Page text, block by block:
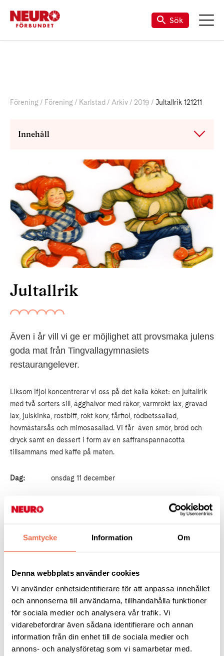
Samtycke Information Om
Denna webbplats använder cookies
Vi använder enhetsidentifierare för att anpassa innehållet
och annonserna till användarna, tillhandahålla funktioner
för sociala medier och analysera vår trafik. Vi
vidarebefordrar även sådana identifierare och annan
information från din enhet till de sociala medier och
annons- och analysföretag som vi samarbetar med.
Till vår Facebook-sida
Sök
Förening Förening Karlstad Arkiv 2019 Jultallrik 121211
Innehåll
Jultallrik
Även i år vill vi ge er möjlighet att provsmaka julens
goda mat från Tingvallagymnasiets
restaurangelever.
Liksom ifjol koncentrerar vi oss på det kalla köket: en jultallrik
med två sorters sill, ägghalvor med räkor, varmrökt lax, gravad
lax, julskinka, rostbiff, rökt korv, fårfiol, rödbetssallad,
hovmästarsås och mimosasallad. Vi får även smör, bröd och
dryck samt en dessert i form av en saffranspannacotta
tillsammans med kaffe på maten.
Dag: onsdag 11 december
Tid:kl. 17.30-20.00
post karlstad@neuro.se senast 6/12 på bg 5559-82134 alt.